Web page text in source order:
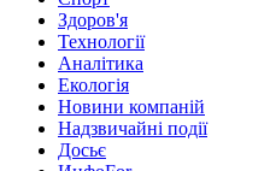
Здоров'я
Технології
Аналітика
Екологія
Новини компаній
Надзвичайні події
Досьє